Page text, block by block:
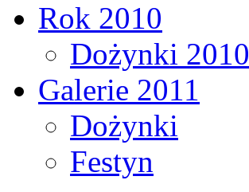
Rok 2010
Dożynki 2010
Galerie 2011
Dożynki
Festyn